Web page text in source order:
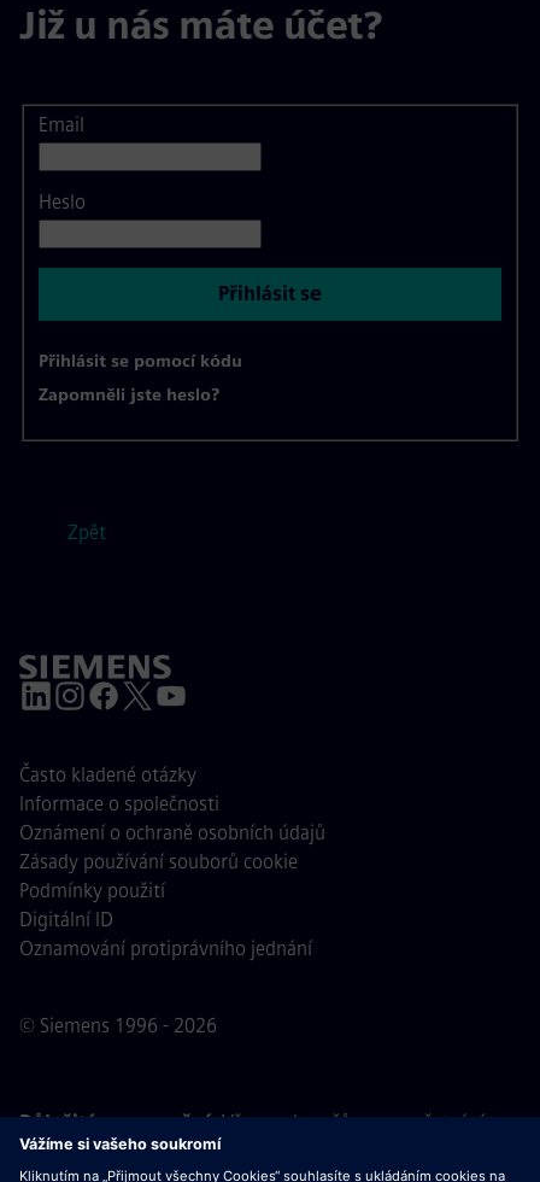
Již u nás máte účet?
Přihlášení
Email
Heslo
Přihlásit se
Přihlásit se pomocí kódu
Zapomněli jste heslo?
Zpět
© Siemens 1996 - 2026
Často kladené otázky
Informace o společnosti
Oznámení o ochraně osobních údajů
Zásady používání souborů cookie
Podmínky použití
Digitální ID
Oznamování protiprávního jednání
Důležité upozornění:Všem uchazečům o zaměstnání,
kteří se k nám chtějí připojit, oznamujeme, že společnost